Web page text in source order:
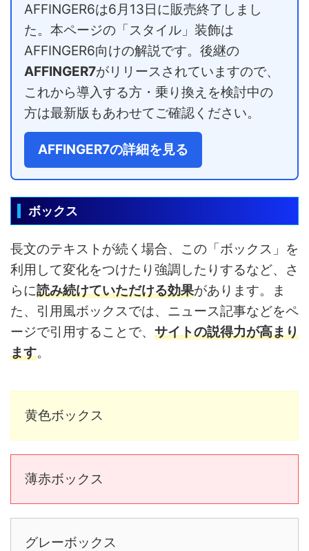
AFFINGER6は6月13日に販売終了しまし
た。本ページの「スタイル」装飾は
AFFINGER6向けの解説です。後継の
AFFINGER7がリリースされていますので、
これから導入する方・乗り換えを検討中の
方は最新版もあわせてご確認ください。
AFFINGER7の詳細を見る
ボックス
長文のテキストが続く場合、この「ボックス」を
利用して変化をつけたり強調したりするなど、さ
らに読み続けていただける効果があります。ま
た、引用風ボックスでは、ニュース記事などをペ
ージで引用することで、 サイトの説得力が高まり
ます。
黄色ボックス
薄赤ボックス
グレーボックス